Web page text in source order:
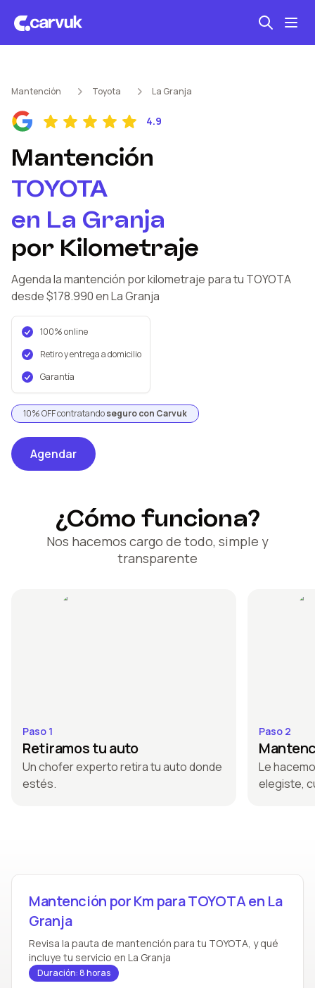
Mantención kilometraje
Revisión técnica
Mantención Toyota La Granja
4.9
Mantención
TOYOTA
en La Granja
por Kilometraje
Agenda la mantención por kilometraje para tu TOYOTA
desde $178.990en La Granja
100% online
Retiro y entrega a domicilio
Garantía
10% OFF contratandoseguro con Carvuk
Agendar
¿Cómo funciona?
Nos hacemos cargo de todo, simple y
transparente
Paso 1
Retiramos tu auto
Un chofer experto retira tu auto donde
estés.
Paso 2
Le
elegiste,
Mantención por Km para TOYOTA en La
Granja
Revisa la pauta de mantención para tu TOYOTA, y qué
incluye tu servicio en La Granja
Duración: 8 horas